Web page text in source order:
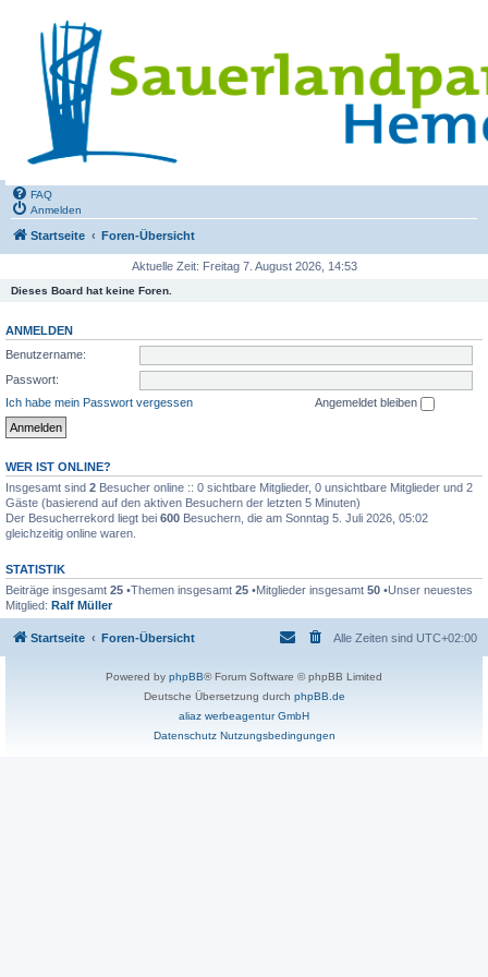
FAQ
Anmelden
Startseite Foren-Übersicht
Aktuelle Zeit: Freitag 7. August 2026, 14:53
Dieses Board hat keine Foren.
ANMELDEN
Benutzername:
Passwort:
Ich habe mein Passwort vergessen
Angemeldet bleiben
WER IST ONLINE?
Insgesamt sind 2 Besucher online :: 0 sichtbare Mitglieder, 0 unsichtbare Mitglieder und 2
Gäste (basierend auf den aktiven Besuchern der letzten 5 Minuten)
Der Besucherrekord liegt bei 600 Besuchern, die am Sonntag 5. Juli 2026, 05:02
gleichzeitig online waren.
STATISTIK
Beiträge insgesamt 25 •Themen insgesamt 25 •Mitglieder insgesamt 50 •Unser neuestes
Mitglied: Ralf Müller
Startseite Foren-Übersicht Alle Zeiten sind UTC+02:00
Powered by phpBB® Forum Software © phpBB Limited
Deutsche Übersetzung durch phpBB.de
aliaz werbeagentur GmbH
Datenschutz Nutzungsbedingungen